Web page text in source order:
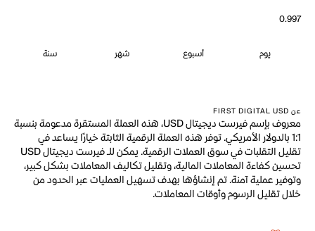
0.997
يوم أسبوع شهر سنة
عن FIRST DIGITAL USD
معروف بإسم فيرست ديجيتال USD، هذه العملة المستقرة مدعومة بنسبة
1:1 بالدولار الأمريكي. توفر هذه العملة الرقمية الثابتة خيارًا يساعد في
تقليل التقلبات في سوق العملات الرقمية. يمكن للـ فيرست ديجيتال USD
تحسين كفاءة المعاملات المالية، وتقليل تكاليف المعاملات بشكل كبير،
وتوفير عملية آمنة. تم إنشاؤها بهدف تسهيل العمليات عبر الحدود من
خلال تقليل الرسوم وأوقات المعاملات.